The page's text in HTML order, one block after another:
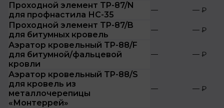
Проходной элемент TP-87/N
для профнастила НС-35
— — ₽
Проходной элемент TP-87/B
для битумных кровель
— — ₽
Аэратор кровельный TP-88/F
для битумной/фальцевой
кровли
— — ₽
Аэратор кровельный TP-88/S
для кровель из
металлочерепицы
«Монтеррей»
— — ₽